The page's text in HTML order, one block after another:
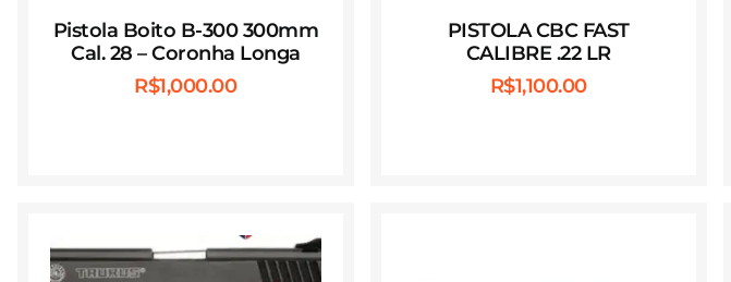
Pistola Boito B-300 300mm
Cal. 28 – Coronha Longa
R$1,000.00
PISTOLA CBC FAST
CALIBRE .22 LR
R$1,100.00